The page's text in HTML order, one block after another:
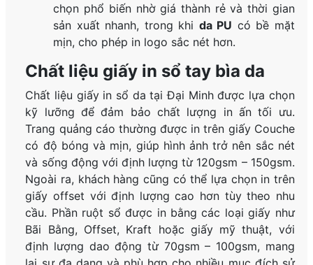
chọn phổ biến nhờ giá thành rẻ và thời gian
sản xuất nhanh, trong khi da PU có bề mặt
mịn, cho phép in logo sắc nét hơn.
Chất liệu giấy in sổ tay bìa da
Chất liệu giấy in sổ da tại Đại Minh được lựa chọn
kỹ lưỡng để đảm bảo chất lượng in ấn tối ưu.
Trang quảng cáo thường được in trên giấy Couche
có độ bóng và mịn, giúp hình ảnh trở nên sắc nét
và sống động với định lượng từ 120gsm – 150gsm.
Ngoài ra, khách hàng cũng có thể lựa chọn in trên
giấy offset với định lượng cao hơn tùy theo nhu
cầu. Phần ruột sổ được in bằng các loại giấy như
Bãi Bằng, Offset, Kraft hoặc giấy mỹ thuật, với
định lượng dao động từ 70gsm – 100gsm, mang